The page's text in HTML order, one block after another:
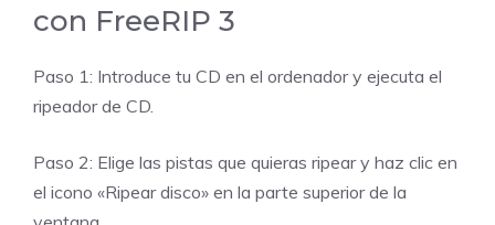
con FreeRIP 3
Paso 1: Introduce tu CD en el ordenador y ejecuta el
ripeador de CD.
Paso 2: Elige las pistas que quieras ripear y haz clic en
el icono «Ripear disco» en la parte superior de la